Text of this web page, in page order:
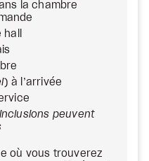
la chambre
) à l’arrivée
peuvent
où vous trouverez